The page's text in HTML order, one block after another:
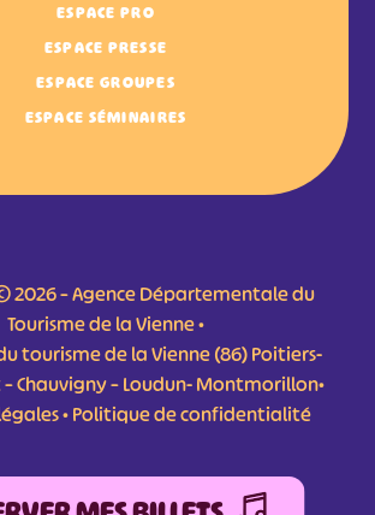
ESPACE PRO
ESPACE PRESSE
ESPACE GROUPES
ESPACE SÉMINAIRES
2026 – Agence Départementale du
Tourisme de la Vienne •
tourisme de la Vienne (86) Poitiers-
Chauvigny – Loudun- Montmorillon•
•Politique de confidentialité